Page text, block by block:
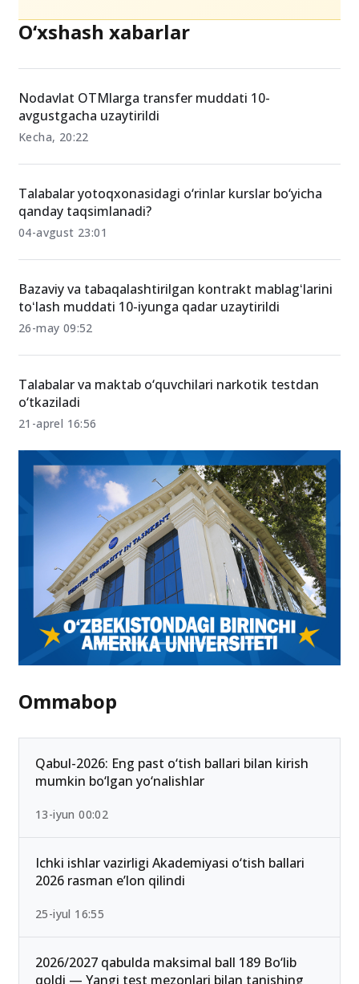
O‘xshash xabarlar
Nodavlat OTMlarga transfer muddati 10-
avgustgacha uzaytirildi
Kecha, 20:22
Talabalar yotoqxonasidagi o‘rinlar kurslar bo‘yicha
qanday taqsimlanadi?
04-avgust 23:01
Bazaviy va tabaqalashtirilgan kontrakt mablagʻlarini
toʻlash muddati 10-iyunga qadar uzaytirildi
26-may 09:52
Talabalar va maktab o‘quvchilari narkotik testdan
o‘tkaziladi
21-aprel 16:56
Ommabop
Qabul-2026: Eng past o‘tish ballari bilan kirish
mumkin bo‘lgan yo‘nalishlar
13-iyun 00:02
Ichki ishlar vazirligi Akademiyasi o‘tish ballari
2026 rasman e’lon qilindi
25-iyul 16:55
2026/2027 qabulda maksimal ball 189 Bo‘lib
qoldi — Yangi test mezonlari bilan tanishing